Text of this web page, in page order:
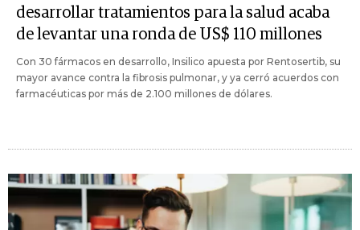
desarrollar tratamientos para la salud acaba
de levantar una ronda de US$ 110 millones
Con 30 fármacos en desarrollo, Insilico apuesta por Rentosertib, su
mayor avance contra la fibrosis pulmonar, y ya cerró acuerdos con
farmacéuticas por más de 2.100 millones de dólares.